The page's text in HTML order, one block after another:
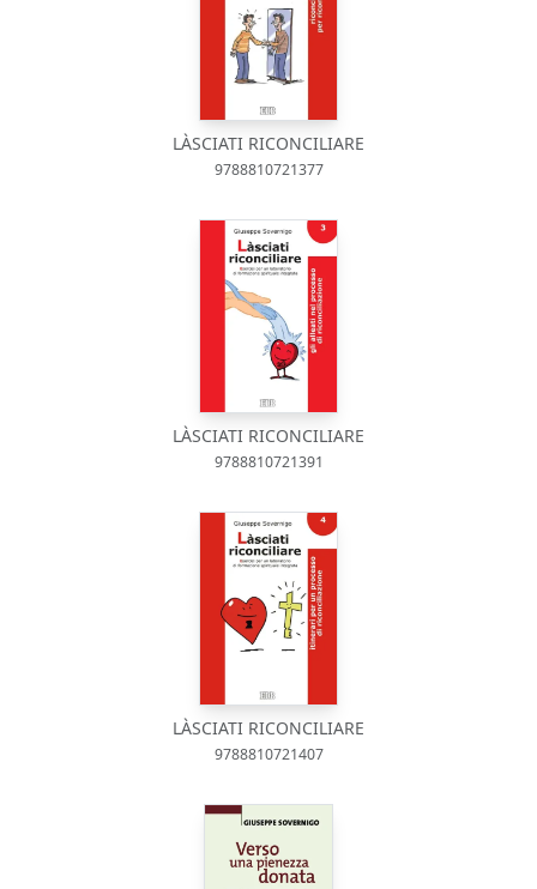
LÀSCIATI RICONCILIARE
9788810721377
LÀSCIATI RICONCILIARE
9788810721391
LÀSCIATI RICONCILIARE
9788810721407